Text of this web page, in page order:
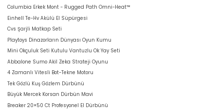
Columbia Erkek Mont - Rugged Path Omni-Heat™
Einhell Te-Hv Akülü El Süpürgesi
Cvs Şarjli Matkap Seti
Playtoys Dinazorların Dünyası Oyun Kumu
Mini Okçuluk Seti Kutulu Vantuzlu Ok Yay Seti
Abbalone Sumo Akil Zeka Strateji Oyunu
4 Zamanlı Vitesli Bot-Tekne Motoru
Tek Gözlü Kuş Gözlem Dürbünü
Büyük Mercek Korsan Dürbün Mavi
Breaker 20×50 Ct Profesyonel El Dürbünü